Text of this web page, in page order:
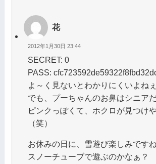
花
2012年1月30日 23:44
SECRET: 0
PASS:
よ～く見ないとわかりにくいよねぇ
でも、プーちゃんのお鼻はシニア
ピンクっぽくて、ホクロが見つけ
（笑）
お休みの日に、雪遊び楽しみです
スノーチューブで遊ぶのかなぁ